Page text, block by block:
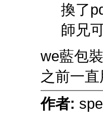
換了
師兄
we藍包
之前一
作者: